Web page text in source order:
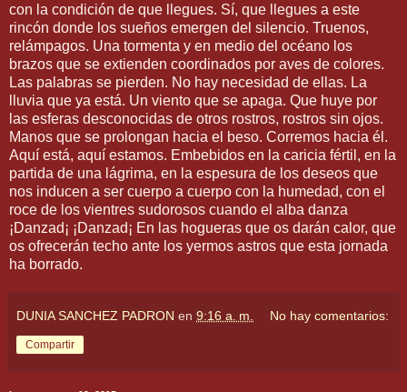
con la condición de que llegues. Sí, que llegues a este
rincón donde los sueños emergen del silencio. Truenos,
relámpagos. Una tormenta y en medio del océano los
brazos que se extienden coordinados por aves de colores.
Las palabras se pierden. No hay necesidad de ellas. La
lluvia que ya está. Un viento que se apaga. Que huye por
las esferas desconocidas de otros rostros, rostros sin ojos.
Manos que se prolongan hacia el beso. Corremos hacia él.
Aquí está, aquí estamos. Embebidos en la caricia fértil, en la
partida de una lágrima, en la espesura de los deseos que
nos inducen a ser cuerpo a cuerpo con la humedad, con el
roce de los vientres sudorosos cuando el alba danza
¡Danzad¡ ¡Danzad¡ En las hogueras que os darán calor, que
os ofrecerán techo ante los yermos astros que esta jornada
ha borrado.
DUNIA SANCHEZ PADRON en 9:16 a. m. No hay comentarios:
Compartir